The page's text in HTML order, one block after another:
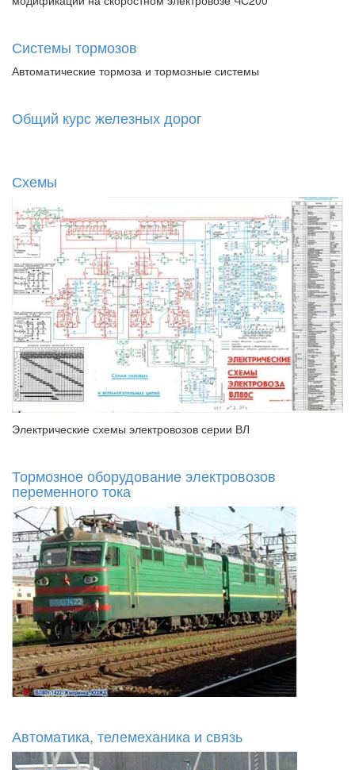
Системы тормозов
Автоматические тормоза и тормозные системы
Общий курс железных дорог
Схемы
Электрические схемы электровозов серии ВЛ
Тормозное оборудование электровозов
переменного тока
Автоматика, телемеханика и связь